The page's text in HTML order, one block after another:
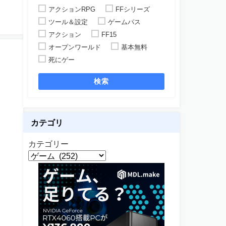
アクションRPG
FFシリーズ
ツール＆設定
ゲームパス
アクション
FF15
オープンワールド
基本無料
死にゲー
検索
カテゴリ
カテゴリー